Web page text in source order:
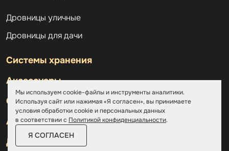
Дровницы уличные
Дровницы для дачи
Системы хранения
Аксессуары
Склады
Ангары
Дровницы
Мы используем cookie-файлы и инструменты аналитики.
Используя сайт или нажимая «Я согласен», вы принимаете
условия обработки cookie и персональных данных
в соответствии с Политикой конфиденциальности.
Я СОГЛАСЕН